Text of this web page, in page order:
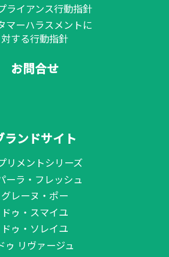
ライアンス行動指針
マーハラスメントに
対する行動指針
お問合せ
ランドサイト
リメントシリーズ
ーラ・フレッシュ
グレーヌ・ポー
ドゥ・スマイユ
ドゥ・ソレイユ
ゥ リヴァージュ